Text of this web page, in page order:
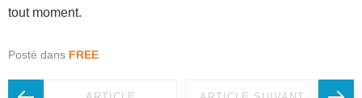
tout moment.
Posté dans FREE